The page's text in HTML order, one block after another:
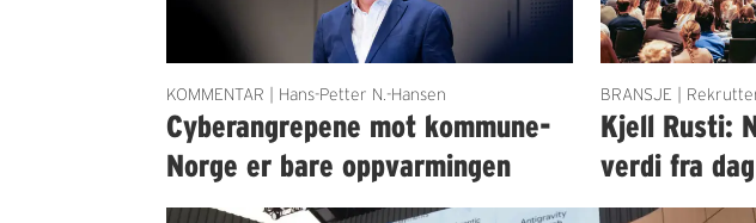
KOMMENTAR | Hans-Petter N.-Hansen
Cyberangrepene mot kommune-
Norge er bare oppvarmingen
BRANSJE |
Kjell Rusti:
verdi fra